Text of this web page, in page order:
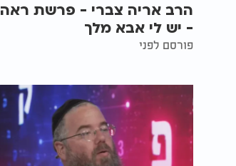
הרב אריה צברי - פרשת ראה
- יש לי אבא מלך
פורסם לפני